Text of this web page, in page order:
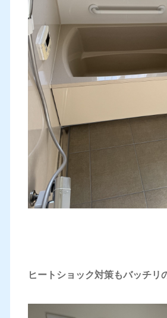
ヒートショック対策もバッチリ